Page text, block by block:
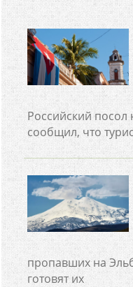
Российский посол
сообщил, что
пропавших на
готовят их